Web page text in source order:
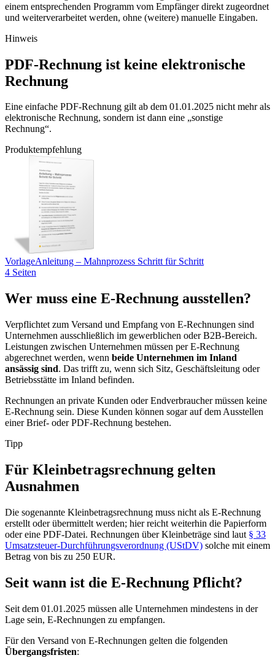
einem entsprechenden Programm vom Empfänger direkt zugeordnet
und weiterverarbeitet werden, ohne (weitere) manuelle Eingaben.
Hinweis
PDF-Rechnung ist keine elektronische
Rechnung
Eine einfache PDF-Rechnung gilt ab dem 01.01.2025 nicht mehr als
elektronische Rechnung, sondern ist dann eine „sonstige
Rechnung“.
Produktempfehlung
VorlageAnleitung – Mahnprozess Schritt für Schritt
4 Seiten
Wer muss eine E-Rechnung ausstellen?
Verpflichtet zum Versand und Empfang von E-Rechnungen sind
Unternehmen ausschließlich im gewerblichen oder B2B-Bereich.
Leistungen zwischen Unternehmen müssen per E-Rechnung
abgerechnet werden, wenn beide Unternehmen im Inland
ansässig sind. Das trifft zu, wenn sich Sitz, Geschäftsleitung oder
Betriebsstätte im Inland befinden.
Rechnungen an private Kunden oder Endverbraucher müssen keine
E-Rechnung sein. Diese Kunden können sogar auf dem Ausstellen
einer Brief- oder PDF-Rechnung bestehen.
Tipp
Für Kleinbetragsrechnung gelten
Ausnahmen
Die sogenannte Kleinbetragsrechnung muss nicht als E-Rechnung
erstellt oder übermittelt werden; hier reicht weiterhin die Papierform
oder eine PDF-Datei. Rechnungen über Kleinbeträge sind laut § 33
Umsatzsteuer-Durchführungsverordnung (UStDV) solche mit einem
Betrag von bis zu 250 EUR.
Seit wann ist die E-Rechnung Pflicht?
Seit dem 01.01.2025 müssen alle Unternehmen mindestens in der
Lage sein, E-Rechnungen zu empfangen.
Für den Versand von E-Rechnungen gelten die folgenden
Übergangsfristen: